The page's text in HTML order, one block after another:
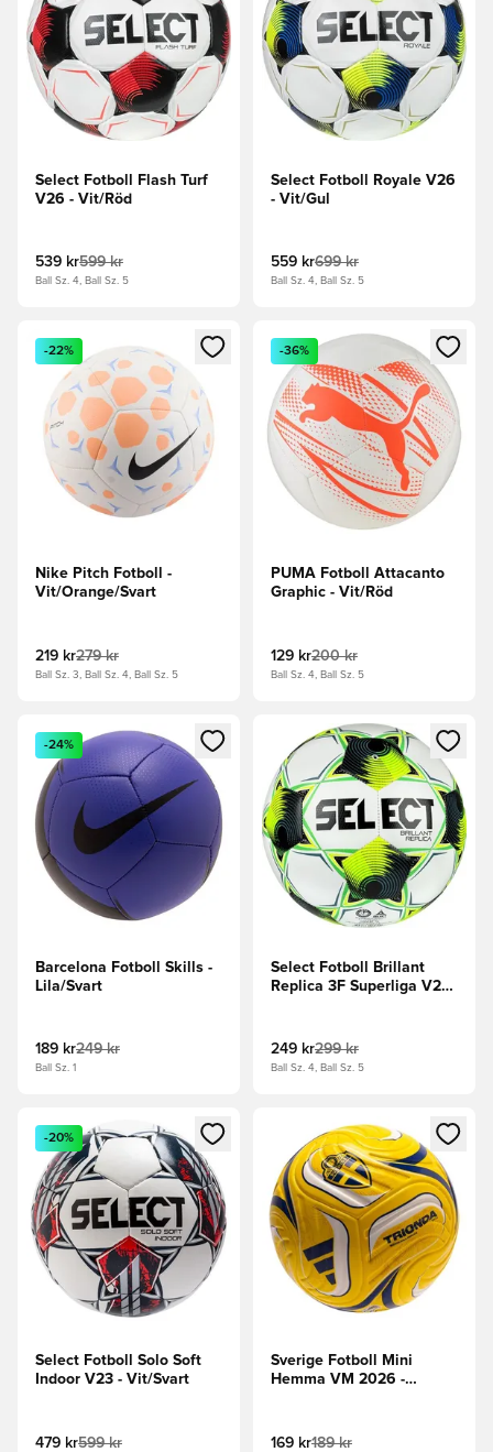
Select Fotboll Flash Turf
V26 - Vit/Röd
539 kr599 kr
Ball Sz. 4, Ball Sz. 5
Select Fotboll Royale V26
- Vit/Gul
559 kr699 kr
Ball Sz. 4, Ball Sz. 5
Öppnar en Modal för att logga in eller registrera dig som
-22%
Nike Pitch Fotboll -
Vit/Orange/Svart
219 kr279 kr
Ball Sz. 3, Ball Sz. 4, Ball Sz. 5
Öppnar en Modal för att
-36%
PUMA Fotboll Attacanto
Graphic - Vit/Röd
129 kr200 kr
Ball Sz. 4, Ball Sz. 5
Öppnar en Modal för att logga in eller registrera dig som
-24%
Barcelona Fotboll Skills -
Lila/Svart
189 kr249 kr
Ball Sz. 1
Öppnar en Modal för att
Select Fotboll Brillant
Replica 3F Superliga V26
249 kr299 kr
Ball Sz. 4, Ball Sz. 5
Öppnar en Modal för att logga in eller registrera dig som
-20%
Select Fotboll Solo Soft
Indoor V23 - Vit/Svart
479 kr599 kr
Öppnar en Modal för att
Sverige Fotboll Mini
Hemma VM 2026 -
169 kr189 kr